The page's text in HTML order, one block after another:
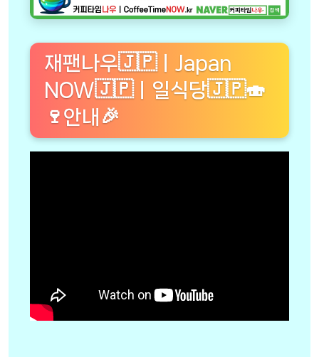
재팬나우🇯🇵ㅣJapan
NOW🇯🇵ㅣ일식당🇯🇵🍣
🍷안내🎉